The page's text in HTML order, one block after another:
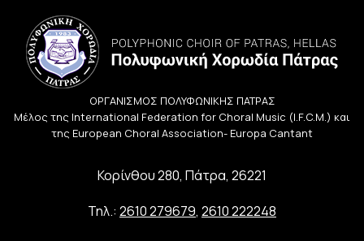
ΟΡΓΑΝΙΣΜΟΣ ΠΟΛΥΦΩΝΙΚΗΣ ΠΑΤΡΑΣ
Μέλος της International Federation for Choral Music (I.F.C.M.) και
της European Choral Association- Europa Cantant
Κορίνθου 280, Πάτρα, 26221
Τηλ.: 2610 279679, 2610 222248